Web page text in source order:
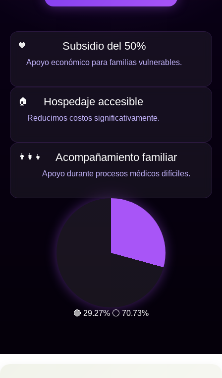
💙 Subsidio del 50%
Apoyo económico para familias vulnerables.
🏠 Hospedaje accesible
Reducimos costos significativamente.
👨‍👩‍👧 Acompañamiento familiar
Apoyo durante procesos médicos difíciles.
🔵 29.27% ⚪ 70.73%